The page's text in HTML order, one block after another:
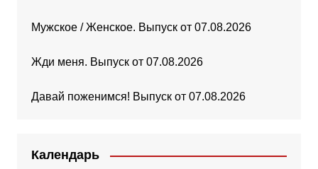
Мужское / Женское. Выпуск от 07.08.2026
Жди меня. Выпуск от 07.08.2026
Давай поженимся! Выпуск от 07.08.2026
Календарь